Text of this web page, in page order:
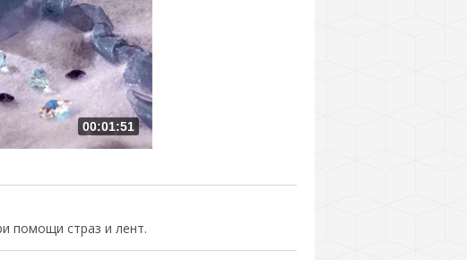
00:01:51
помощи страз и лент.